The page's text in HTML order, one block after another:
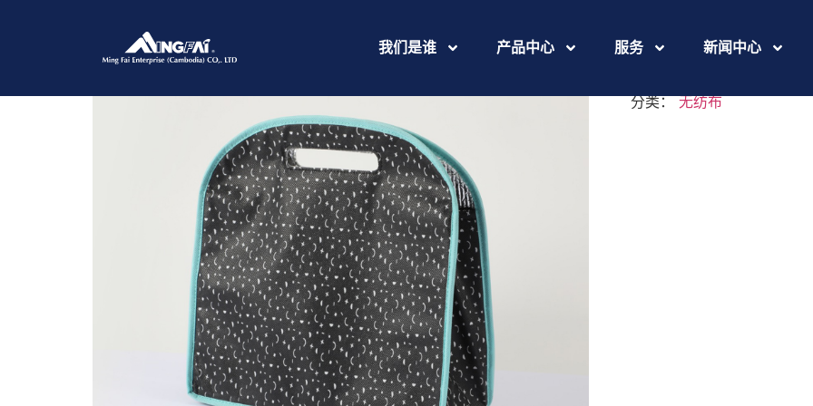
我们是谁 产品中心 服务 新闻中心
Cambodia
分类：无纺布